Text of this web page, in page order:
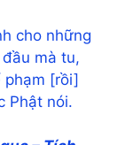
cho những
mà tu,
phạm [rồi]
Phật nói.